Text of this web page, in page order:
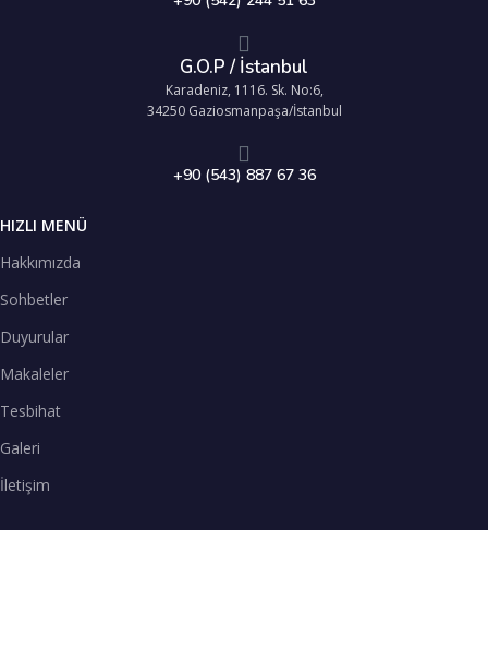
G.O.P / İstanbul
Karadeniz, 1116. Sk. No:6,
34250 Gaziosmanpaşa/İstanbul
+90 (543) 887 67 36
HIZLI MENÜ
Hakkımızda
Sohbetler
Duyurular
Makaleler
Tesbihat
Galeri
İletişim